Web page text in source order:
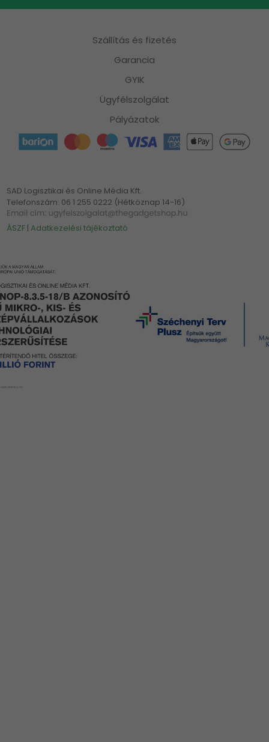
Szállítás és fizetés
Garancia
GYIK
Ügyfélszolgálat
Pályázatok
SAD Logisztikai és Online Média Kft.
Telefonszám: 06 1 255 0222 (Hétköznap 14-16)
ÁSZF |Adatkezelési tájékoztató